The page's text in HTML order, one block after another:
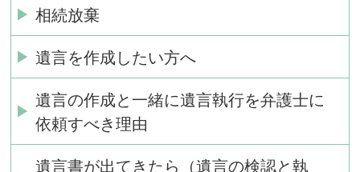
相続放棄
遺言を作成したい方へ
遺言の作成と一緒に遺言執行を弁護士に
依頼すべき理由
遺言書が出てきたら（遺言の検認と執